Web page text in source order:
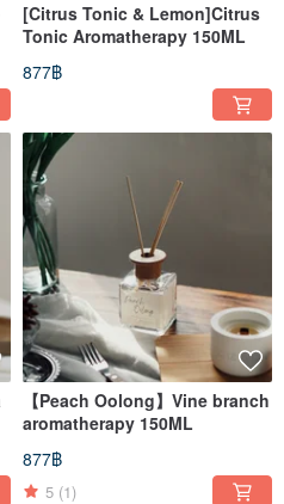
[Citrus Tonic & Lemon]Citrus
Tonic Aromatherapy 150ML
877฿
【Peach Oolong】Vine branch
aromatherapy 150ML
877฿
5 (1)